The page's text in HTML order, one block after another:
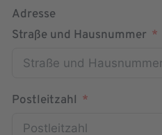
Adresse
Straße und Hausnummer
Postleitzahl